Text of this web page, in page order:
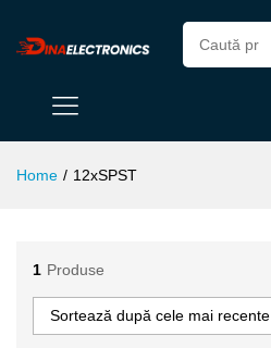
Home / 12xSPST
1 Produse
Sortează după cele mai recente